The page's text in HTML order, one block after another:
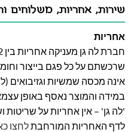
שירות, אחריות, משלוחים
אחריות
שרכשתם על כל פגם בייצור
אינה מכסה שמשיות וגזיבואים
במידה והמוצר נאסף באופן
'לה גן' – אין אחריות על שריטות
לדף האחריות המורחבתלחצו